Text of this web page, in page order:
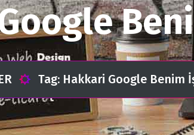
Tag: Hakkari Google Benim